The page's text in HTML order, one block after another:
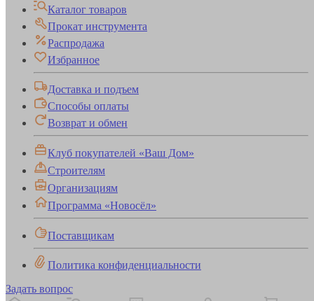
Каталог товаров
Прокат инструмента
Распродажа
Избранное
Доставка и подъем
Способы оплаты
Возврат и обмен
Клуб покупателей «Ваш Дом»
Строителям
Организациям
Программа «Новосёл»
Поставщикам
Политика конфиденциальности
Задать вопрос